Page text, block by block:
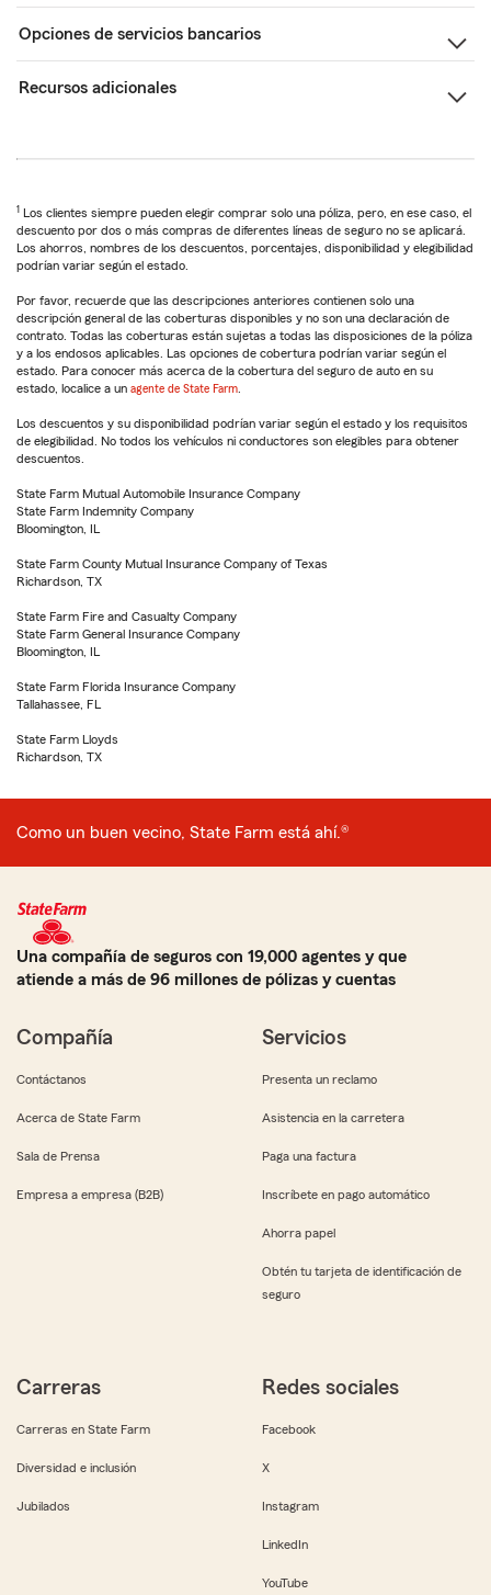
Opciones de servicios bancarios
Recursos adicionales
1 Los clientes siempre pueden elegir comprar solo una póliza, pero, en ese caso, el
descuento por dos o más compras de diferentes líneas de seguro no se aplicará.
Los ahorros, nombres de los descuentos, porcentajes, disponibilidad y elegibilidad
podrían variar según el estado.
Por favor, recuerde que las descripciones anteriores contienen solo una
descripción general de las coberturas disponibles y no son una declaración de
contrato. Todas las coberturas están sujetas a todas las disposiciones de la póliza
y a los endosos aplicables. Las opciones de cobertura podrían variar según el
estado. Para conocer más acerca de la cobertura del seguro de auto en su
estado, localice a un agente de State Farm
Los descuentos y su disponibilidad podrían variar según el estado y los requisitos
de elegibilidad. No todos los vehículos ni conductores son elegibles para obtener
descuentos.
State Farm Mutual Automobile Insurance Company
State Farm Indemnity Company
Bloomington, IL
State Farm County Mutual Insurance Company of Texas
Richardson, TX
State Farm Fire and Casualty Company
State Farm General Insurance Company
Bloomington, IL
State Farm Florida Insurance Company
Tallahassee, FL
State Farm Lloyds
Richardson, TX
Como un buen vecino, State Farm está ahí.®
Una compañía de seguros con 19,000 agentes y que
atiende a más de 96 millones de pólizas y cuentas
Compañía
Contáctanos
Acerca de State Farm
Sala de Prensa
Empresa a empresa (B2B)
Servicios
Presenta un reclamo
Asistencia en la carretera
Paga una factura
Inscríbete en pago automático
Ahorra papel
Obtén tu tarjeta de identificación de
seguro
Carreras
Carreras en State Farm
Diversidad e inclusión
Jubilados
Redes sociales
Facebook
X
Instagram
LinkedIn
YouTube